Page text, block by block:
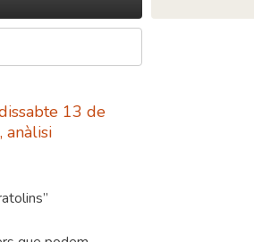
13 de
anàlisi